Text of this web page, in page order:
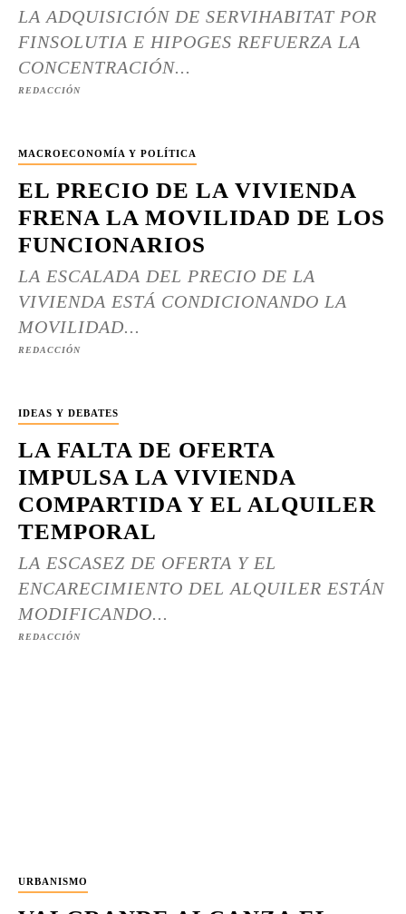
LA ADQUISICIÓN DE SERVIHABITAT POR
FINSOLUTIA E HIPOGES REFUERZA LA
CONCENTRACIÓN...
REDACCIÓN
MACROECONOMÍA Y POLÍTICA
EL PRECIO DE LA VIVIENDA
FRENA LA MOVILIDAD DE LOS
FUNCIONARIOS
LA ESCALADA DEL PRECIO DE LA
VIVIENDA ESTÁ CONDICIONANDO LA
MOVILIDAD...
REDACCIÓN
IDEAS Y DEBATES
LA FALTA DE OFERTA
IMPULSA LA VIVIENDA
COMPARTIDA Y EL ALQUILER
TEMPORAL
LA ESCASEZ DE OFERTA Y EL
ENCARECIMIENTO DEL ALQUILER ESTÁN
MODIFICANDO...
REDACCIÓN
URBANISMO